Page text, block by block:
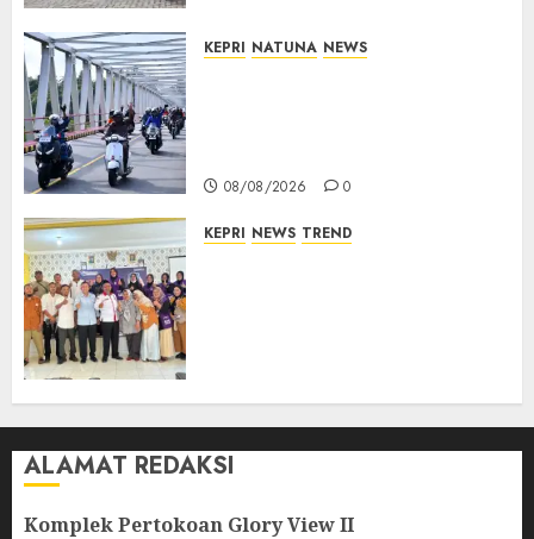
KEPRI NATUNA NEWS
08/08/2026 0
KEPRI NEWS TREND
08/08/2026 0
ALAMAT REDAKSI
Komplek Pertokoan Glory View II